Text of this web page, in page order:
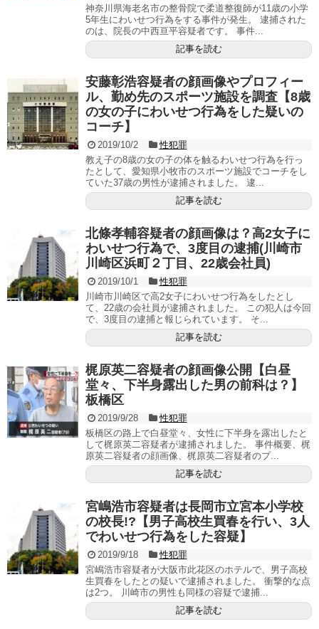
神奈川県海老名市の整骨院で柔道整復師が11歳の小学
5年生にわいせつ行為をする事件が発生。 逮捕された
のは、院長の中西亘平容疑者です。 事件...
記事を読む
安藤彰浩容疑者の顔画像やプロフィー
ル、勤め先のスポーツ施設を調査【8歳
の女の子にわいせつ行為をした疑いの
コーチ】
2019/10/2
性犯罪
教え子の8歳の女の子の体を触るわいせつ行為を行っ
たとして、愛知県小牧市のスポーツ施設でコーチをし
ていた37歳の男性が逮捕されました。 逮...
記事を読む
北條孝輔容疑者の顔画像は？高2女子に
わいせつ行為で、3度目の逮捕(川崎市
川崎区浜町２丁目、22歳会社員)
2019/10/1
性犯罪
川崎市川崎区で高2女子にわいせつ行為をしたとし
て、22歳の会社員が逮捕されました。 この犯人は今回
で、3度目の逮捕と報じられています。 そ...
記事を読む
梶原英二容疑者の顔画像公開【白昼
堂々、下半身露出した男の前科は？】
板橋区
2019/9/28
性犯罪
板橋区の路上で白昼堂々、女性に下半身を露出したと
して梶原英二容疑者が逮捕されました。 事件概要、梶
原英二容疑者の顔画像、梶原英二容疑者のプ...
記事を読む
宮嶋浩市容疑者は長岡市立宮本小学校
の校長!?【男子高校生買春を行い、3人
でわいせつ行為をした容疑】
2019/9/18
性犯罪
宮嶋浩市容疑者が大阪市此花区のホテルで、男子高校
生買春をしたとの疑いで逮捕されました。 衝撃的な点
は2つ。 川崎市の男性も同様の容疑で逮捕...
記事を読む